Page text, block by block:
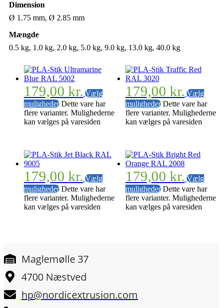
Dimension
Ø 1.75 mm, Ø 2.85 mm
Mængde
0.5 kg, 1.0 kg, 2.0 kg, 5.0 kg, 9.0 kg, 13.0 kg, 40.0 kg
179,00 kr. Vælg
muligheder Dette vare har
flere varianter. Mulighederne
kan vælges på varesiden
179,00 kr. Vælg
muligheder Dette vare har
flere varianter. Mulighederne
kan vælges på varesiden
179,00 kr. Vælg
muligheder Dette vare har
flere varianter. Mulighederne
kan vælges på varesiden
179,00 kr. Vælg
muligheder Dette vare har
flere varianter. Mulighederne
kan vælges på varesiden
Maglemølle 37
4700 Næstved
hp@nordicextrusion.com